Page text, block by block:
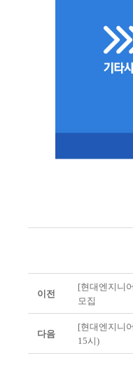
이전
[현대엔지니
모집
다음
[현대엔지니
15시)